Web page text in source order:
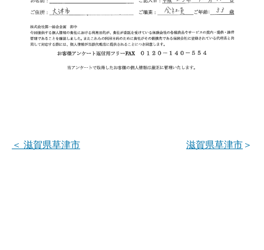
＜ 滋賀県草津市 ＞
滋賀県草津市